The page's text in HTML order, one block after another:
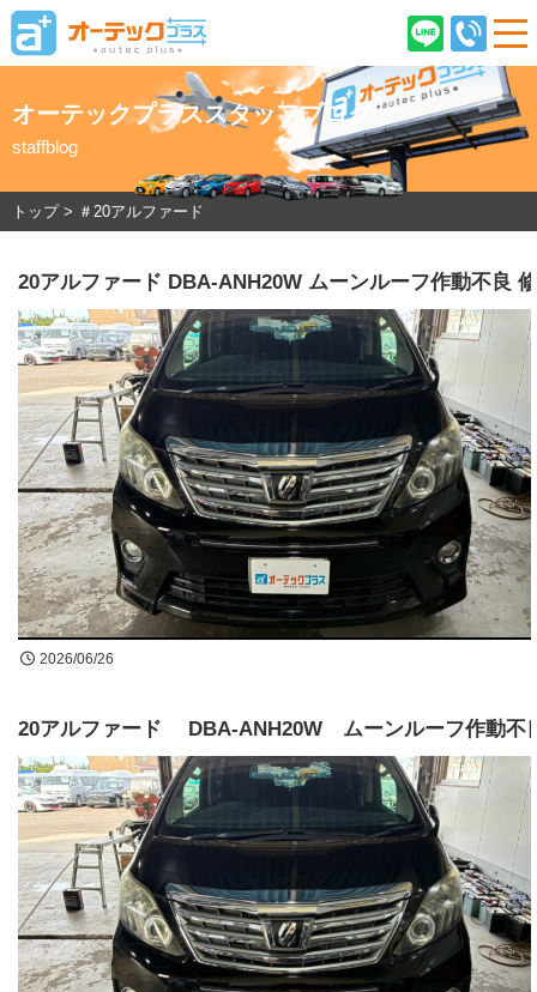
ご契約後のお客様へ 店舗情報
企業情報 採用情報
在庫車情報
オーテックプラスとは
ご購入の流れ
オーテック安心保証
車検・ピットサービス
買取無料査定
お問合せ
LINE公式アカウントはじめました!
オーテックプラススタッフブログ
staffblog
トップ> ＃20アルファード
20アルファード DBA-ANH20W ムーンルーフ作動不
2026/06/26
20アルファード DBA-ANH20W ムーンルーフ作動不